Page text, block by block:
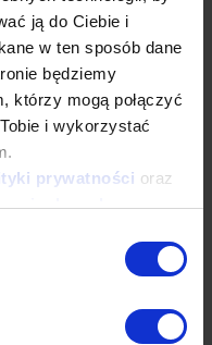
ją do Ciebie i
w ten sposób dane
będziemy
którzy mogą połączyć
i wykorzystać
prywatności oraz
danych.